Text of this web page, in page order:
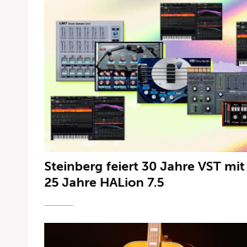
Steinberg feiert 30 Jahre VST mit
25 Jahre HALion 7.5